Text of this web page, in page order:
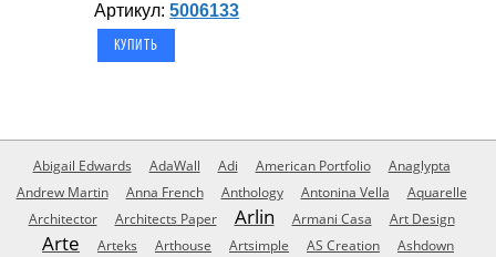
Артикул:5006133
Abigail Edwards AdaWall Adi American Portfolio
Anaglypta
Andrew Martin
Anna French Anthology Antonina Vella
Aquarelle
Architector
Architects Paper Arlin Armani Casa Art Design
Arte Arteks Arthouse Artsimple AS Creation
Ashdown